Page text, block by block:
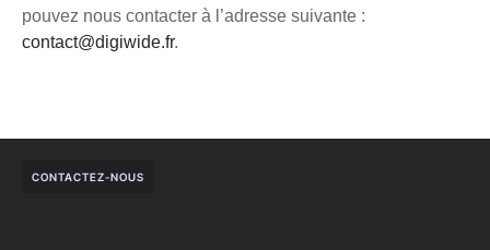
pouvez nous contacter à l’adresse suivante :
contact@digiwide.fr.
CONTACTEZ-NOUS